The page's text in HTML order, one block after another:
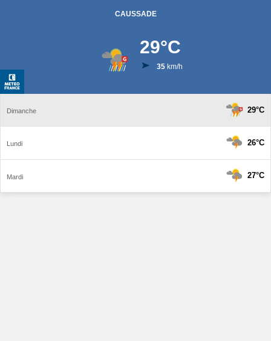
CAUSSADE
29°C
35km/h
Dimanche 29°C
Lundi 26°C
Mardi 27°C